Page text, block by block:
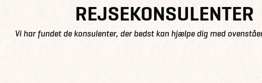
REJSEKONSULENTER
Vi har fundet de konsulenter, der bedst kan hjælpe dig med